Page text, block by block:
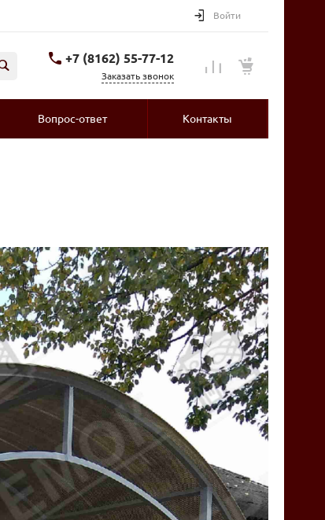
Войти
+7 (8162) 55-77-12
Заказать звонок
Вопрос-ответ Контакты